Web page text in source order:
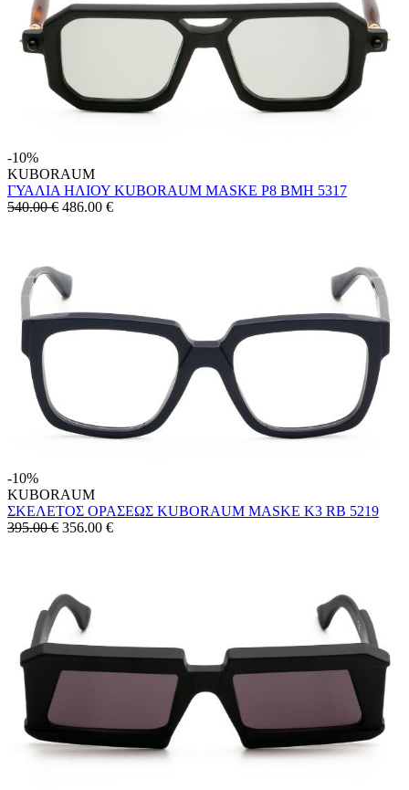
-10%
KUBORAUM
ΓΥΑΛΙΑ ΗΛΙΟΥ KUBORAUM MASKE P8 BMH 5317
540.00 € 486.00 €
-10%
KUBORAUM
ΣΚΕΛΕΤΟΣ ΟΡΑΣΕΩΣ KUBORAUM MASKE K3 RB 5219
395.00 € 356.00 €